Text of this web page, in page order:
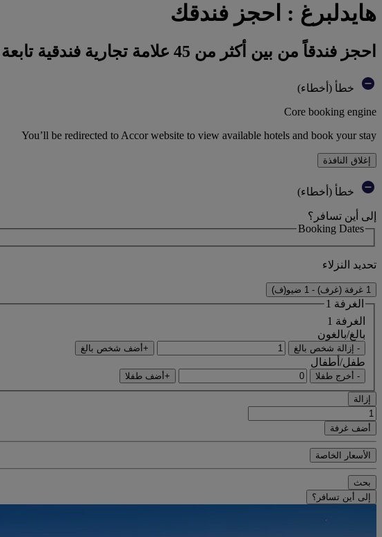
هايدلبرغ : احجز فندقك
احجز فندقاً من بين أكثر من 45 علامة تجارية فندقية تابعة لمجموعة أكور
خطأ (أخطاء)
Core booking engine
You’ll be redirected to Accor website to view available hotels and book your stay
إغلاق النافذة
خطأ (أخطاء)
إلى أين تسافر؟
Booking Dates
تحديد النزلاء
1 غرفة (غرف) - 1 ضيو(ف)
الغرفة 1
الغرفة 1
بالغ/بالغون
- إزالة شخص بالغ +أضف شخص بالغ
طفل/أطفال
- أخرج طفلا +أضف طفلا
إزالة
أضف غرفة
الأسعار الخاصة
بحث
إلى أين تسافر؟